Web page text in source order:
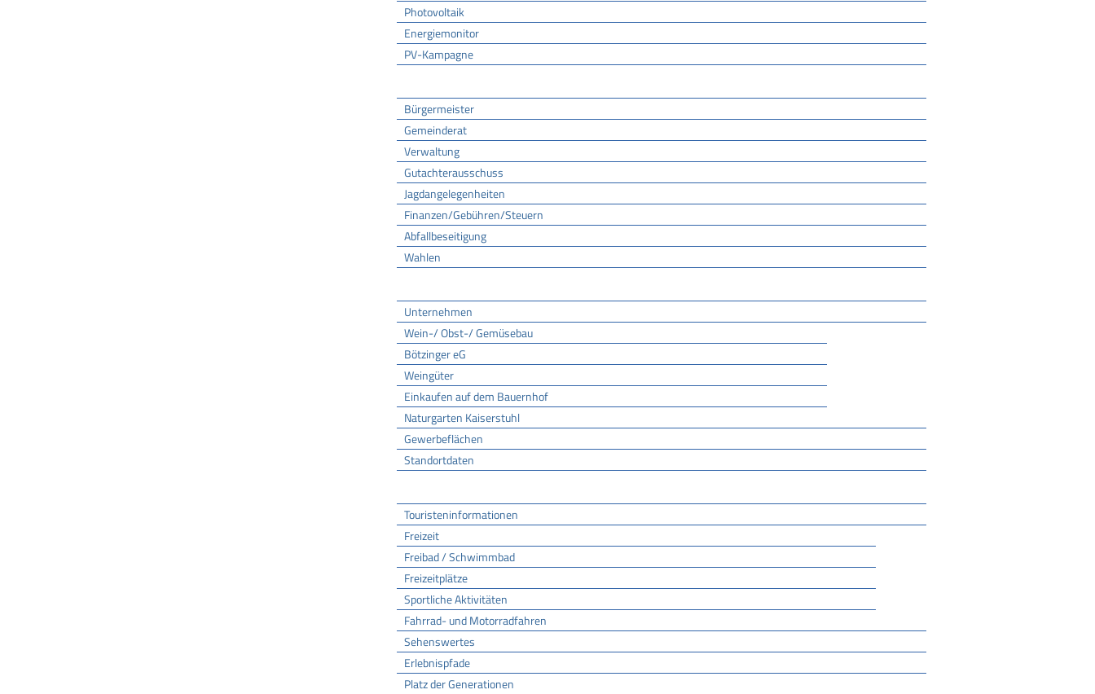
Photovoltaik
Energiemonitor
PV-Kampagne
Bürgermeister
Gemeinderat
Verwaltung
Gutachterausschuss
Jagdangelegenheiten
Finanzen/Gebühren/Steuern
Abfallbeseitigung
Wahlen
Unternehmen
Wein-/ Obst-/ Gemüsebau
Bötzinger eG
Weingüter
Einkaufen auf dem Bauernhof
Naturgarten Kaiserstuhl
Gewerbeflächen
Standortdaten
Touristeninformationen
Freizeit
Freibad / Schwimmbad
Freizeitplätze
Sportliche Aktivitäten
Fahrrad- und Motorradfahren
Sehenswertes
Erlebnispfade
Platz der Generationen